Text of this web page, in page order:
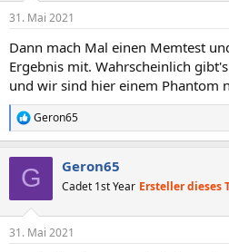
31. Mai 2021
Dann mach Mal einen Memtest
Ergebnis mit. Wahrscheinlich
und wir sind hier einem Phantom
R
e
e
Geron65
G Geron65
Cadet 1st Year Ersteller dieses
31. Mai 2021